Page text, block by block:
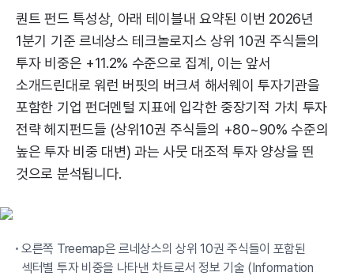
퀀트 펀드 특성상, 아래 테이블내 요약된 이번 2026년
1분기 기준 르네상스 테크놀로지스 상위 10권 주식들의
투자 비중은 +11.2% 수준으로 집계, 이는 앞서
소개드린대로 워런 버핏의 버크셔 해서웨이 투자기관을
포함한 기업 펀더멘털 지표에 입각한 중장기적 가치 투자
전략 헤지펀드들 (상위10권 주식들의 +80~90% 수준의
높은 투자 비중 대변) 과는 사뭇 대조적 투자 양상을 띈
것으로 분석됩니다.
오른쪽 Treemap은 르네상스의 상위 10권 주식들이 포함된
섹터별 투자 비중을 나타낸 차트로서 정보 기술 (Information